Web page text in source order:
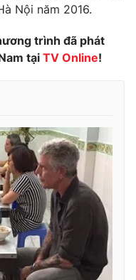
thao
lòng Việt
mình bằng AI
Nội năm 2016.
trình đã phát
tại TV Online!